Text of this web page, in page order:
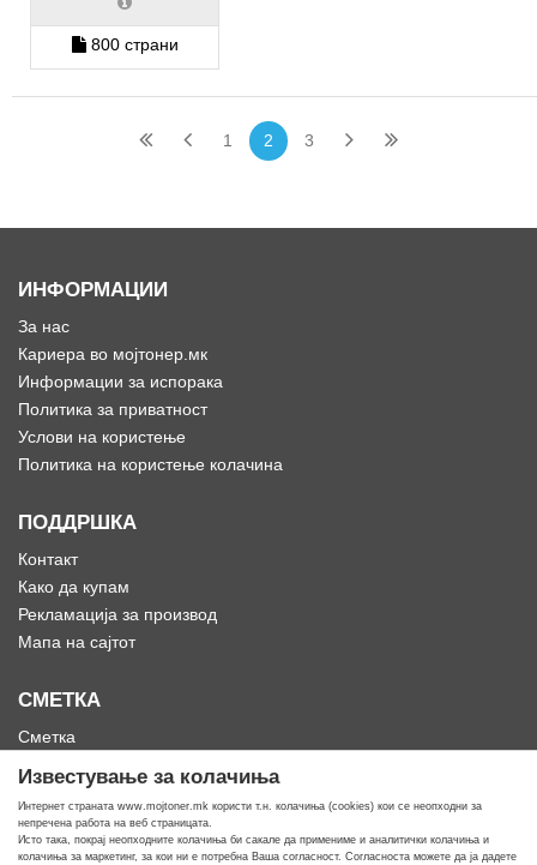
Известување за колачиња
Интернет страната www.mojtoner.mk користи т.н. колачиња (cookies) кои се неопходни за
непречена работа на веб страницата.
Исто така, покрај неопходните колачиња би сакале да примениме и аналитички колачиња и
колачиња за маркетинг, за кои ни е потребна Ваша согласност. Согласноста можете да ја дадете
800 страни
1 2 3
ИНФОРМАЦИИ
За нас
Кариера во мојтонер.мк
Информации за испорака
Политика за приватност
Услови на користење
Политика на користење колачина
ПОДДРШКА
Контакт
Како да купам
Рекламација за производ
Мапа на сајтот
СМЕТКА
Сметка
Омилени